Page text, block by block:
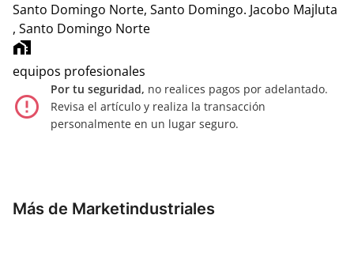
Santo Domingo Norte, Santo Domingo. Jacobo Majluta
, Santo Domingo Norte
home_work
equipos profesionales
error_outline
Por tu seguridad, no realices pagos por adelantado.
Revisa el artículo y realiza la transacción
personalmente en un lugar seguro.
Más de Marketindustriales